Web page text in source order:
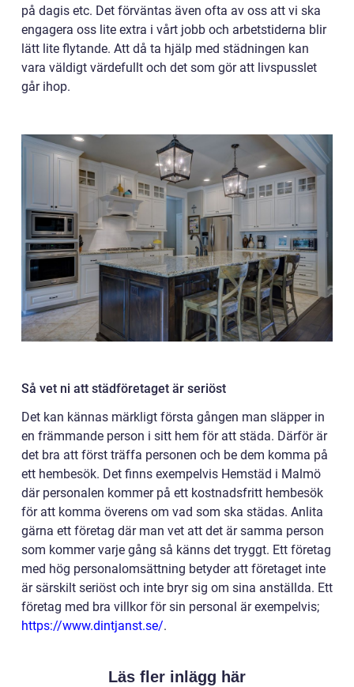
på dagis etc. Det förväntas även ofta av oss att vi ska
engagera oss lite extra i vårt jobb och arbetstiderna blir
lätt lite flytande. Att då ta hjälp med städningen kan
vara väldigt värdefullt och det som gör att livspusslet
går ihop.
Så vet ni att städföretaget är seriöst
Det kan kännas märkligt första gången man släpper in
en främmande person i sitt hem för att städa. Därför är
det bra att först träffa personen och be dem komma på
ett hembesök. Det finns exempelvis Hemstäd i Malmö
där personalen kommer på ett kostnadsfritt hembesök
för att komma överens om vad som ska städas. Anlita
gärna ett företag där man vet att det är samma person
som kommer varje gång så känns det tryggt. Ett företag
med hög personalomsättning betyder att företaget inte
är särskilt seriöst och inte bryr sig om sina anställda. Ett
företag med bra villkor för sin personal är exempelvis;
https://www.dintjanst.se/.
Läs fler inlägg här